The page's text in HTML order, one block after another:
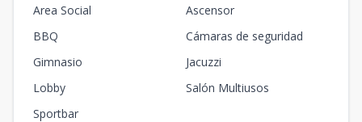
Area Social
Ascensor
BBQ
Cámaras de seguridad
Gimnasio
Jacuzzi
Lobby
Salón Multiusos
Sportbar